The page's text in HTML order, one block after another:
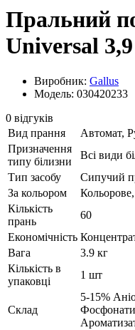
Пральний
Universal
Виробник: Gallus
Модель: 030420233
0 відгуків
Вид прання
Автомат,
Призначення
типу білизни
Всі види
Тип засобу
Сипучий
За кольором
Кількість
прань
60
Економічність
Вага
3.9 кг
Кількість в
упаковці
1 шт
Склад
5-15%